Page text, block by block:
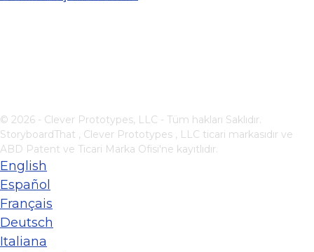
© 2026 - Clever Prototypes, LLC - Tüm hakları Saklıdır.
StoryboardThat , Clever Prototypes , LLC ticari markasıdır ve
ABD Patent ve Ticari Marka Ofisi'ne kayıtlıdır.
English
Español
Français
Deutsch
Italiana